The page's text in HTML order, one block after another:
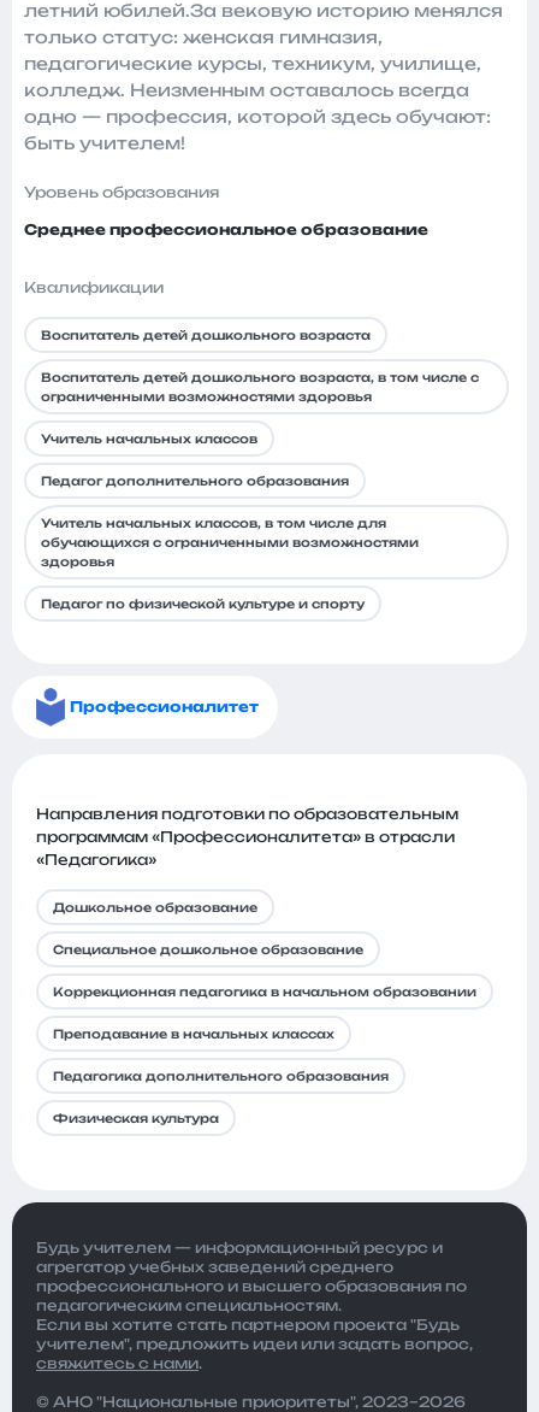
летний юбилей.За вековую историю менялся
только статус: женская гимназия,
педагогические курсы, техникум, училище,
колледж. Неизменным оставалось всегда
одно — профессия, которой здесь обучают:
быть учителем!
Уровень образования
Среднее профессиональное образование
Квалификации
Воспитатель детей дошкольного возраста
Воспитатель детей дошкольного возраста, в том числе с
ограниченными возможностями здоровья
Учитель начальных классов
Педагог дополнительного образования
Учитель начальных классов, в том числе для
обучающихся с ограниченными возможностями
здоровья
Педагог по физической культуре и спорту
Профессионалитет
Направления подготовки по образовательным
программам «Профессионалитета» в отрасли
«Педагогика»
Дошкольное образование
Специальное дошкольное образование
Коррекционная педагогика в начальном образовании
Преподавание в начальных классах
Педагогика дополнительного образования
Физическая культура
Будь учителем — информационный ресурс и
агрегатор учебных заведений среднего
профессионального и высшего образования по
педагогическим специальностям.
Если вы хотите стать партнером проекта "Будь
учителем", предложить идеи или задать вопрос,
свяжитесь с нами.
© АНО "Национальные приоритеты", 2023–2026